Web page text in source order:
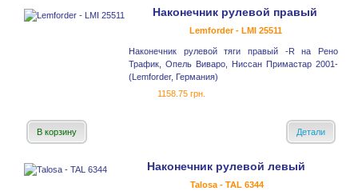
Наконечник рулевой правый
Lemforder - LMI 25511
Наконечник рулевой тяги правый -R на Рено
Трафик, Опель Виваро, Ниссан Примастар 2001-
(Lemforder, Германия)
1158.75 грн.
В корзину Детали
Наконечник рулевой левый
Talosa - TAL 6344